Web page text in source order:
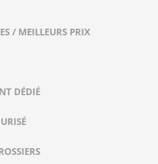
/ MEILLEURS PRIX
DÉDIÉ